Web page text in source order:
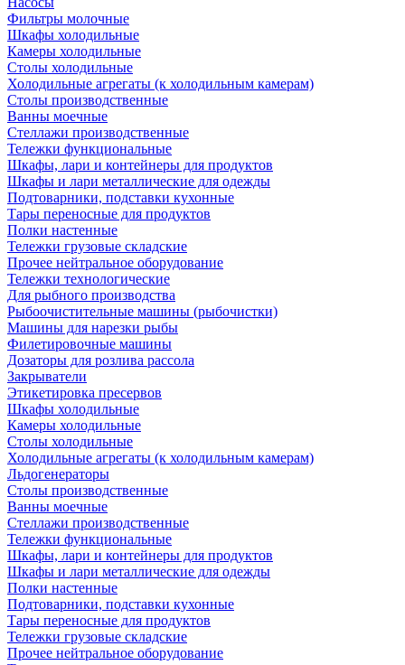
Фильтры молочные
Шкафы холодильные
Камеры холодильные
Столы холодильные
Холодильные агрегаты (к холодильным камерам)
Столы производственные
Ванны моечные
Стеллажи производственные
Тележки функциональные
Шкафы, лари и контейнеры для продуктов
Шкафы и лари металлические для одежды
Подтоварники, подставки кухонные
Тары переносные для продуктов
Полки настенные
Тележки грузовые складские
Прочее нейтральное оборудование
Тележки технологические
Для рыбного производства
Рыбоочистительные машины (рыбочистки)
Машины для нарезки рыбы
Филетировочные машины
Дозаторы для розлива рассола
Закрыватели
Этикетировка пресервов
Шкафы холодильные
Камеры холодильные
Столы холодильные
Холодильные агрегаты (к холодильным камерам)
Льдогенераторы
Столы производственные
Ванны моечные
Стеллажи производственные
Тележки функциональные
Шкафы, лари и контейнеры для продуктов
Шкафы и лари металлические для одежды
Полки настенные
Подтоварники, подставки кухонные
Тары переносные для продуктов
Тележки грузовые складские
Прочее нейтральное оборудование